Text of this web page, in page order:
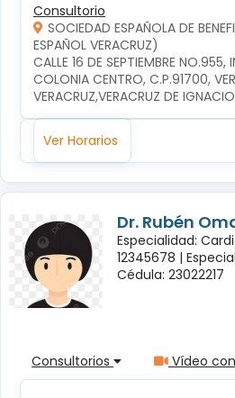
Consultorio
SOCIEDAD ESPAÑOLA DE
ESPAÑOL VERACRUZ)
CALLE 16 DE SEPTIEMBRE NO.955,
COLONIA CENTRO, C.P.91700,
VERACRUZ,VERACRUZ DE
Ver Horarios
Dr. Rubén
Especialidad:
12345678 |
Cédula: 23022217
Consultorios Vídeo